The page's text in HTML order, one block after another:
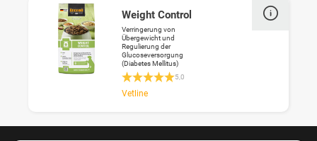
Weight Control
Verringerung von
Übergewicht und
Regulierung der
Glucoseversorgung
(Diabetes Mellitus)
Durchschnittliche Bewertung 5 von 5
5,0
Vetline